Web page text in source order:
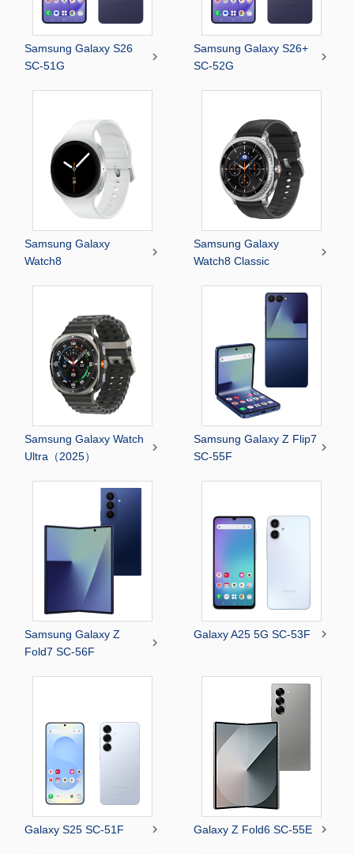
Samsung Galaxy S26
SC-51G

Samsung Galaxy S26+
SC-52G

Samsung Galaxy
Watch8

Samsung Galaxy
Watch8 Classic

Samsung Galaxy Watch
Ultra（2025）

Samsung Galaxy Z Flip7
SC-55F

Samsung Galaxy Z
Fold7 SC-56F

Galaxy A25 5G SC-53F 
Galaxy S25 SC-51F  Galaxy Z Fold6 SC-55E 